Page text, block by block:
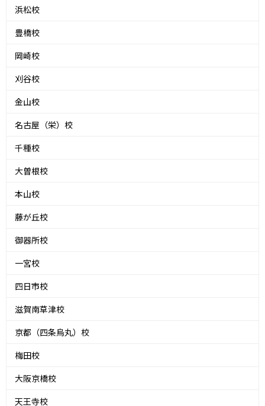
浜松校
豊橋校
岡崎校
刈谷校
金山校
名古屋（栄）校
千種校
大曽根校
本山校
藤が丘校
御器所校
一宮校
四日市校
滋賀南草津校
京都（四条烏丸）校
梅田校
大阪京橋校
天王寺校